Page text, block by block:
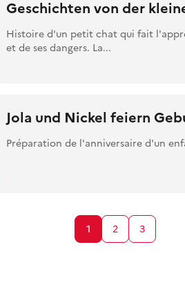
Geschichten von der
Histoire d'un petit chat qui fait
et de ses dangers. La...
Jola und Nickel feiern
Préparation de l'anniversaire d'un
1 2 3